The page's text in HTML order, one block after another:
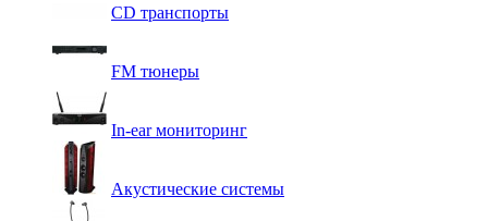
CD транспорты
FM тюнеры
In-ear мониторинг
Акустические системы